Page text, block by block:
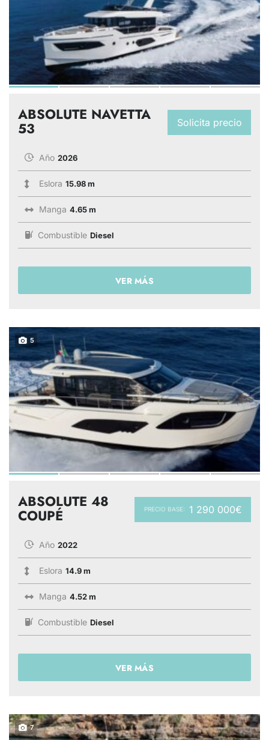
Solicita precio
ABSOLUTE NAVETTA
53
Año 2026
Eslora 15.98 m
Manga 4.65 m
Combustible Diesel
VER MÁS
5
PRECIO BASE: 1 290 000€
ABSOLUTE 48
COUPÉ
Año 2022
Eslora 14.9 m
Manga 4.52 m
Combustible Diesel
VER MÁS
7